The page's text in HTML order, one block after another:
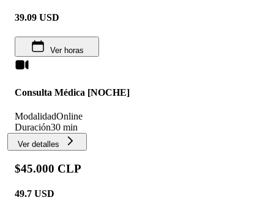
39.09 USD
Ver horas
Consulta Médica [NOCHE]
ModalidadOnline
Duración30 min
Ver detalles
$45.000 CLP
49.7 USD